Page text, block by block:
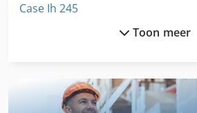
Case Ih 245
Case Ih 4240
Toon meer